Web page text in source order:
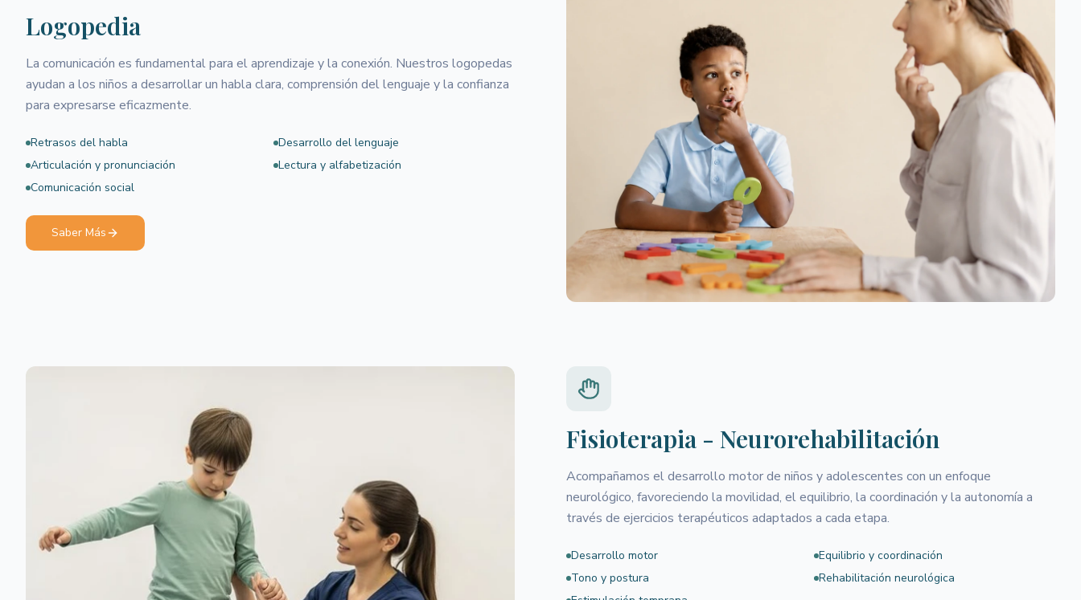
Logopedia
La comunicación es fundamental para el aprendizaje y la conexión. Nuestros logopedas
ayudan a los niños a desarrollar un habla clara, comprensión del lenguaje y la confianza
para expresarse eficazmente.
Retrasos del habla
Desarrollo del lenguaje
Articulación y pronunciación
Lectura y alfabetización
Comunicación social
Saber Más
Fisioterapia - Neurorehabilitación
Acompañamos el desarrollo motor de niños y adolescentes con un enfoque
neurológico, favoreciendo la movilidad, el equilibrio, la coordinación y la autonomía a
través de ejercicios terapéuticos adaptados a cada etapa.
Desarrollo motor
Equilibrio y coordinación
Tono y postura
Rehabilitación neurológica